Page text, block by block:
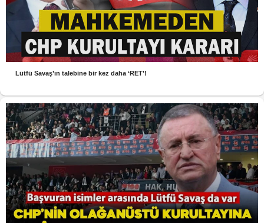
Lütfü Savaş’ın talebine bir kez daha ‘RET’!